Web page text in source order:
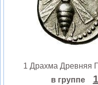
1 Драхма Древняя
в группе